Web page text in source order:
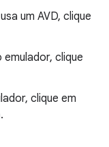
um AVD, clique
clique
clique em
.